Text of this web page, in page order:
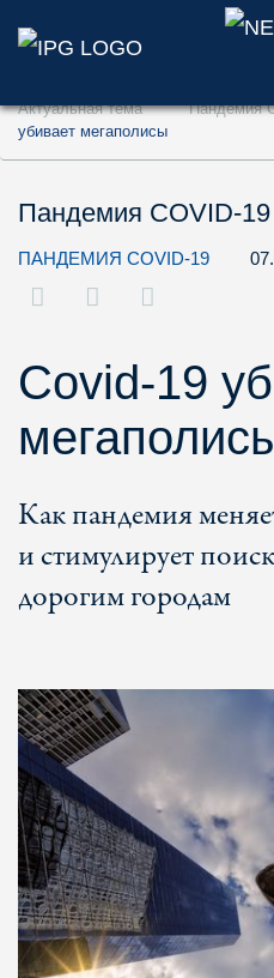
Перейти к
Перейти к поиску
Актуальная тема Пандемия
убивает мегаполисы
Пандемия COVID-19
ПАНДЕМИЯ COVID-19
Covid-19
Как пандемия
и стимулирует
дорогим городам